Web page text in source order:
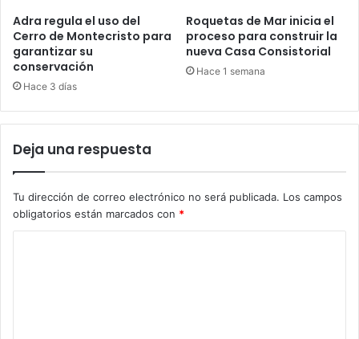
Adra regula el uso del
Cerro de Montecristo para
garantizar su
conservación
Hace 3 días
Roquetas de Mar inicia el
proceso para construir la
nueva Casa Consistorial
Hace 1 semana
Deja una respuesta
Tu dirección de correo electrónico no será publicada. Los campos
obligatorios están marcados con *